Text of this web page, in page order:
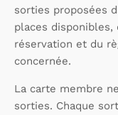
sorties proposées
places
réservation et du
concernée.
La carte membre
sorties. Chaque